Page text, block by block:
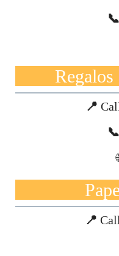
📞
📍
📞
📍